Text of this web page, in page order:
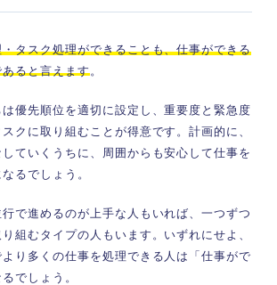
タスク処理ができることも、仕事ができる
ると言えます。
優先順位を適切に設定し、重要度と緊急度
クに取り組むことが得意です。計画的に、
ていくうちに、周囲からも安心して仕事を
るでしょう 。
で進めるのが上手な人もいれば、一つずつ
組むタイプの人もいます。いずれにせよ、
り多くの仕事を処理できる人は「仕事がで
でしょう。